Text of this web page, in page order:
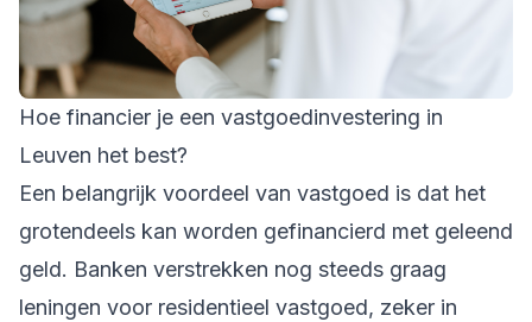
Hoe financier je een vastgoedinvestering in
Leuven het best?
Een belangrijk voordeel van vastgoed is dat het
grotendeels kan worden gefinancierd met geleend
geld. Banken verstrekken nog steeds graag
leningen voor residentieel vastgoed, zeker in